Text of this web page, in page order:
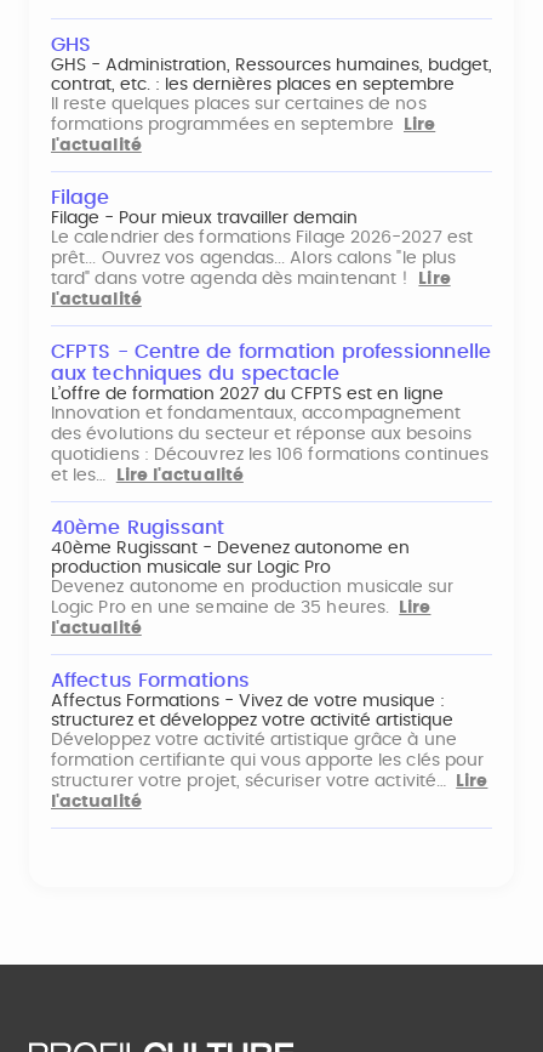
GHS
GHS - Administration, Ressources humaines, budget,
contrat, etc. : les dernières places en septembre
Il reste quelques places sur certaines de nos
formations programmées en septembre
Lire
l'actualité
Filage
Filage - Pour mieux travailler demain
Le calendrier des formations Filage 2026-2027 est
prêt... Ouvrez vos agendas... Alors calons "le plus
tard" dans votre agenda dès maintenant !
Lire
l'actualité
CFPTS - Centre de formation professionnelle
aux techniques du spectacle
L’offre de formation 2027 du CFPTS est en ligne
Innovation et fondamentaux, accompagnement
des évolutions du secteur et réponse aux besoins
quotidiens : Découvrez les 106 formations continues
et les…
Lire l'actualité
40ème Rugissant
40ème Rugissant - Devenez autonome en
production musicale sur Logic Pro
Devenez autonome en production musicale sur
Logic Pro en une semaine de 35 heures.
Lire
l'actualité
Affectus Formations
Affectus Formations - Vivez de votre musique :
structurez et développez votre activité artistique
Développez votre activité artistique grâce à une
formation certifiante qui vous apporte les clés pour
structurer votre projet, sécuriser votre activité…
Lire
l'actualité